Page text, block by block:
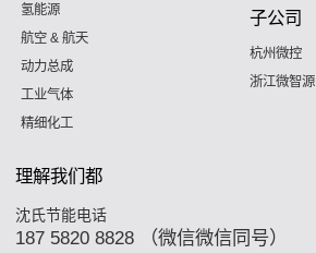
氢能源
航空 & 航天
动力总成
工业气体
精细化工
子公司
杭州微控
浙江微智源
理解我们都
沈氏节能电话
187 5820 8828 （微信微信同号）